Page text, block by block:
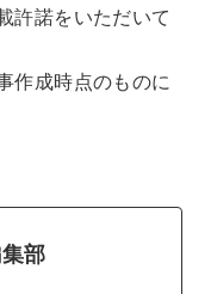
許諾をいただいて
作成時点のものに
部